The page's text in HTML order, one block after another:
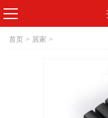
首页 > 居家 >